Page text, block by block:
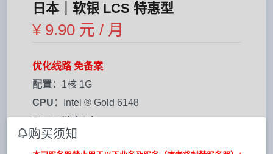
日本｜软银 LCS 特惠型
¥ 9.90 元 / 月
优化线路 免备案
配置： 1核 1G
CPU：
Intel ® Gold 6148
IPv4：独享1个
硬盘：15G NVME
购买须知